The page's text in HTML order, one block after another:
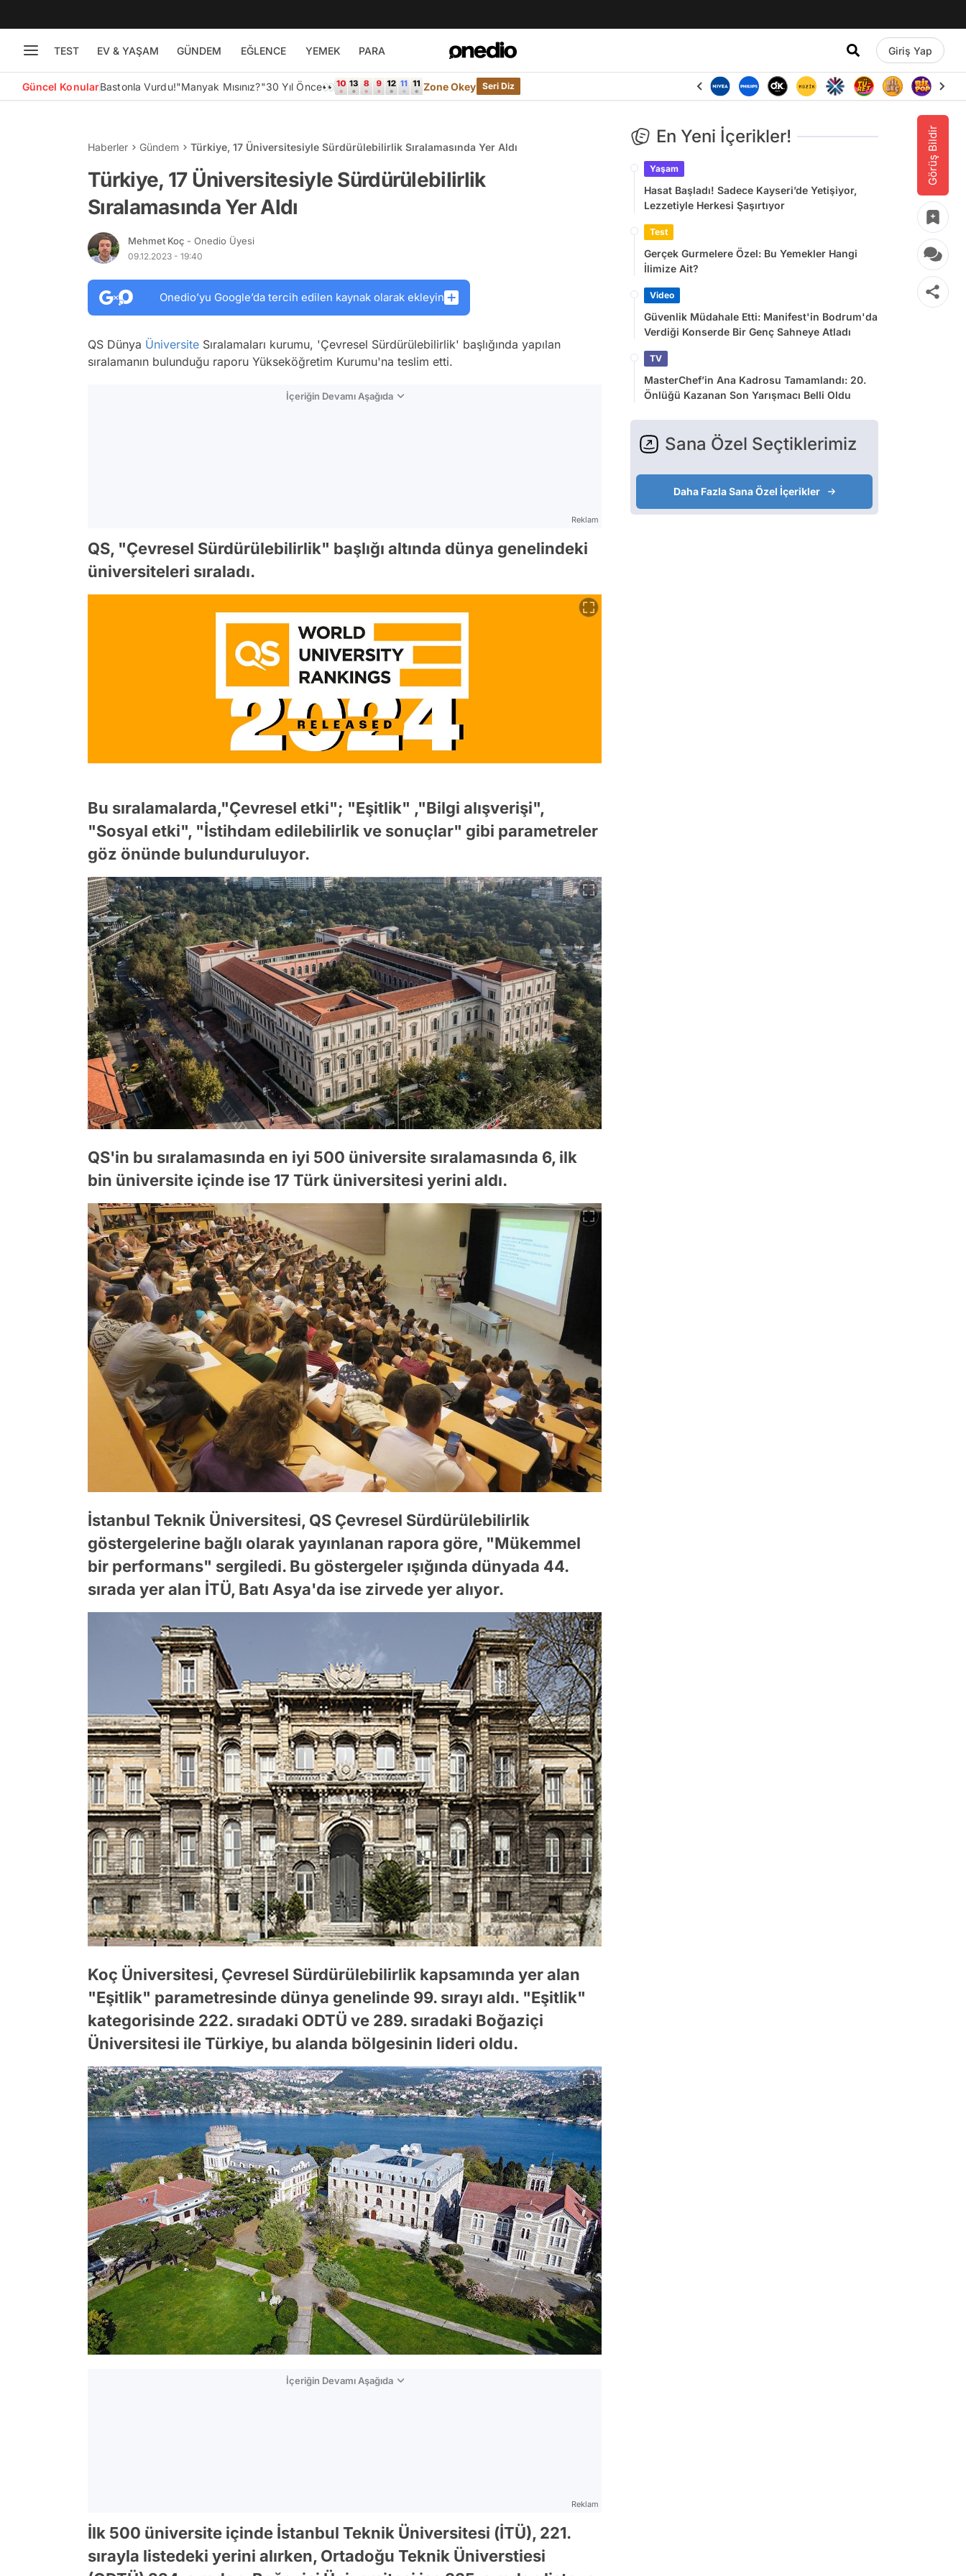
TEST EV & YAŞAM GÜNDEM EĞLENCE YEMEK PARA Giriş Yap
Güncel KonularBastonla Vurdu!"Manyak Mısınız?"30 Yıl Önce👀 Zone Okey Seri Diz
Görüş Bildir
Haberler Gündem Türkiye, 17 Üniversitesiyle Sürdürülebilirlik Sıralamasında Yer Aldı
Türkiye, 17 Üniversitesiyle Sürdürülebilirlik
Sıralamasında Yer Aldı
Mehmet Koç - Onedio Üyesi
09.12.2023 - 19:40
Onedio’yu Google’da tercih edilen kaynak olarak ekleyin
QS Dünya Üniversite Sıralamaları kurumu, 'Çevresel Sürdürülebilirlik' başlığında yapılan
sıralamanın bulunduğu raporu Yükseköğretim Kurumu'na teslim etti.
İçeriğin Devamı Aşağıda
Reklam
QS, "Çevresel Sürdürülebilirlik" başlığı altında dünya genelindeki
üniversiteleri sıraladı.
Bu sıralamalarda,"Çevresel etki"; "Eşitlik" ,"Bilgi alışverişi",
"Sosyal etki", "İstihdam edilebilirlik ve sonuçlar" gibi parametreler
göz önünde bulunduruluyor.
QS'in bu sıralamasında en iyi 500 üniversite sıralamasında 6, ilk
bin üniversite içinde ise 17 Türk üniversitesi yerini aldı.
İstanbul Teknik Üniversitesi, QS Çevresel Sürdürülebilirlik
göstergelerine bağlı olarak yayınlanan rapora göre, "Mükemmel
bir performans" sergiledi. Bu göstergeler ışığında dünyada 44.
sırada yer alan İTÜ, Batı Asya'da ise zirvede yer alıyor.
Koç Üniversitesi, Çevresel Sürdürülebilirlik kapsamında yer alan
"Eşitlik" parametresinde dünya genelinde 99. sırayı aldı. "Eşitlik"
kategorisinde 222. sıradaki ODTÜ ve 289. sıradaki Boğaziçi
Üniversitesi ile Türkiye, bu alanda bölgesinin lideri oldu.
İçeriğin Devamı Aşağıda
Reklam
İlk 500 üniversite içinde İstanbul Teknik Üniversitesi (İTÜ), 221.
sırayla listedeki yerini alırken, Ortadoğu Teknik Üniverstiesi
En Yeni İçerikler!
Yaşam
Hasat Başladı! Sadece Kayseri’de Yetişiyor,
Lezzetiyle Herkesi Şaşırtıyor
Test
Gerçek Gurmelere Özel: Bu Yemekler Hangi
İlimize Ait?
Video
Güvenlik Müdahale Etti: Manifest'in Bodrum'da
Verdiği Konserde Bir Genç Sahneye Atladı
TV
MasterChef’in Ana Kadrosu Tamamlandı: 20.
Önlüğü Kazanan Son Yarışmacı Belli Oldu
Sana Özel Seçtiklerimiz
Daha Fazla Sana Özel İçerikler